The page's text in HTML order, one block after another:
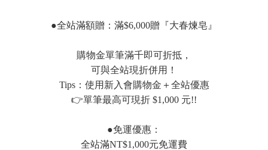
●全站滿額贈：滿$6,000贈『大春煉皂』
購物金單筆滿千即可折抵，
可與全站現折併用！
Tips：使用新入會購物金＋全站優惠
👉單筆最高可現折 $1,000 元!!
●免運優惠：
全站滿NT$1,000元免運費